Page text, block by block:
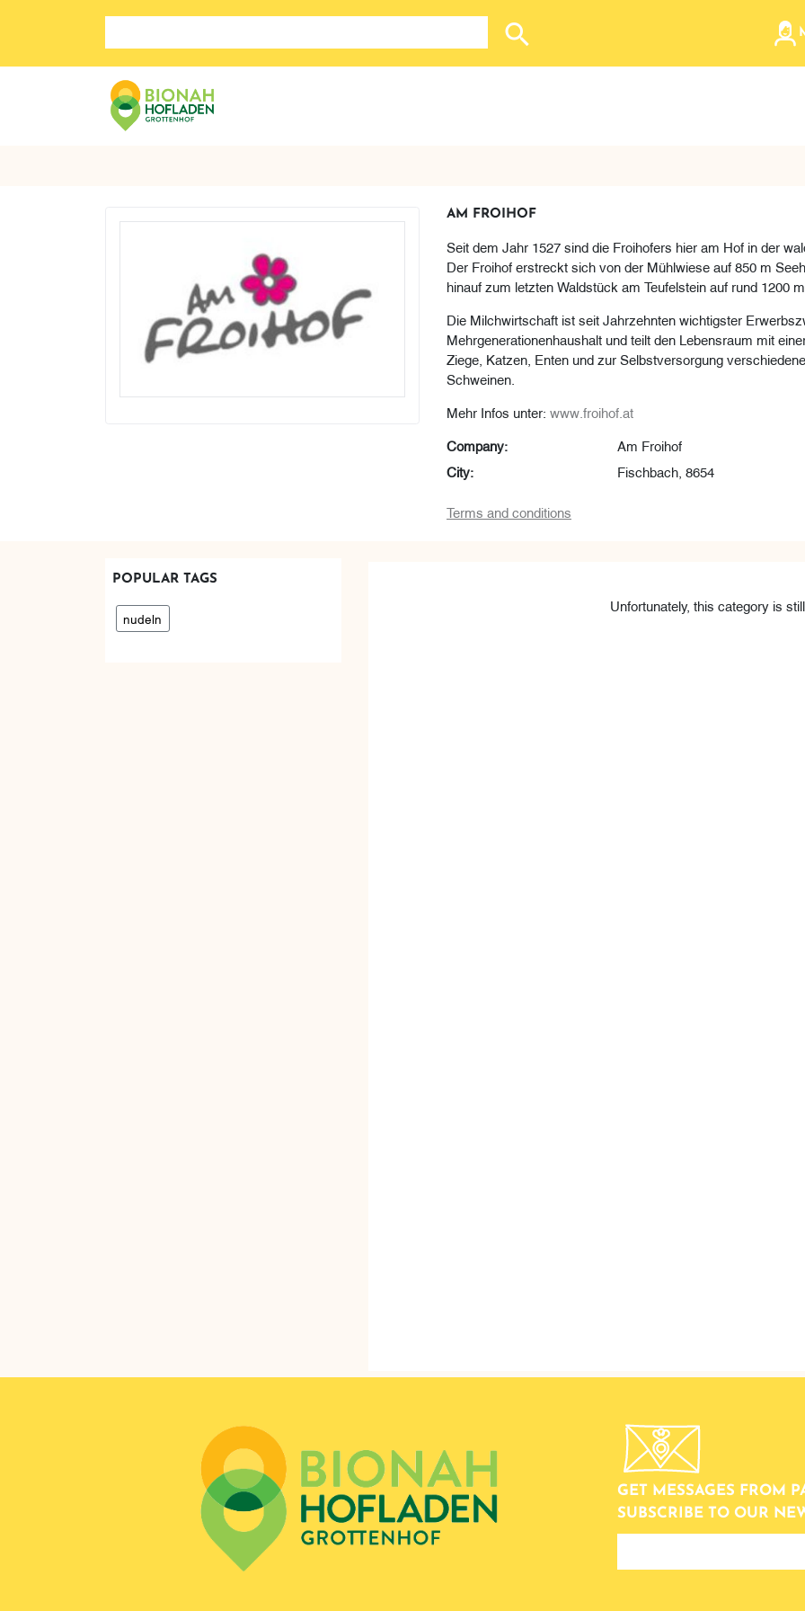
Search store
AM FROIHOF
Seit dem Jahr 1527 sind die Froihofers hier am Hof in der
Der Froihof erstreckt sich von der Mühlwiese auf 850 m
hinauf zum letzten Waldstück am Teufelstein auf rund 1200 m.
Die Milchwirtschaft ist seit Jahrzehnten wichtigster
Mehrgenerationenhaushalt und teilt den Lebensraum mit
Ziege, Katzen, Enten und zur Selbstversorgung
Schweinen.
Mehr Infos unter: www.froihof.at
Company: Am Froihof
City: Fischbach, 8654
Terms and conditions
POPULAR TAGS
nudeln
Unfortunately, this category is
GET MESSAGES FROM
SUBSCRIBE TO OUR
newsletter